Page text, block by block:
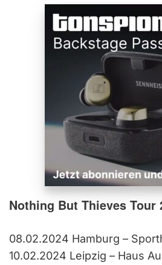
Nothing But Thieves Tour
08.02.2024 Hamburg –
10.02.2024 Leipzig – Haus